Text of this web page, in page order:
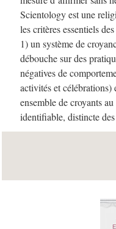
Scientology est une
les critères essentiels
1) un système de
débouche sur des
négatives de
activités et
ensemble de croyants
identifiable, distincte